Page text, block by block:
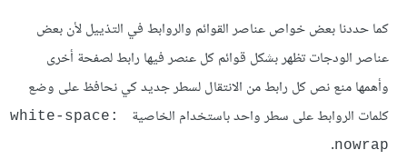
كما حددنا بعض خواص عناصر القوائم والروابط في التذييل لأن بعض
عناصر الودجات تظهر بشكل قوائم كل عنصر فيها رابط لصفحة أخرى
وأهمها منع نص كل رابط من الانتقال لسطر جديد كي نحافظ على وضع
كلمات الروابط على سطر واحد باستخدام الخاصية
white-space:
nowrap
.